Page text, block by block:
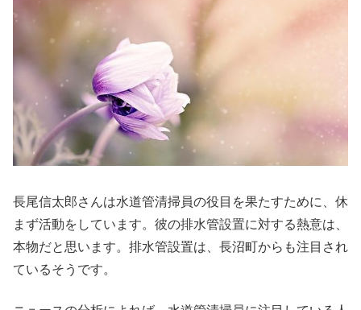
長尾信太郎さんは水道管清掃員の役目を果たすために、休
まず活動をしています。彼の排水管設置に対する熱意は、
本物だと思います。排水管設置は、長沼町からも注目され
ているそうです。